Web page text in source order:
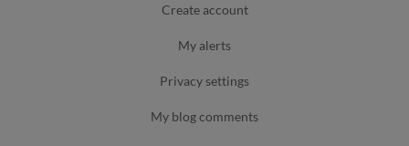
create account
my alerts
privacy settings
my blog comments